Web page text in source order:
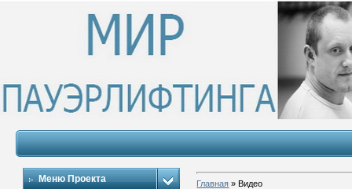
Меню Проекта Главная » Видео